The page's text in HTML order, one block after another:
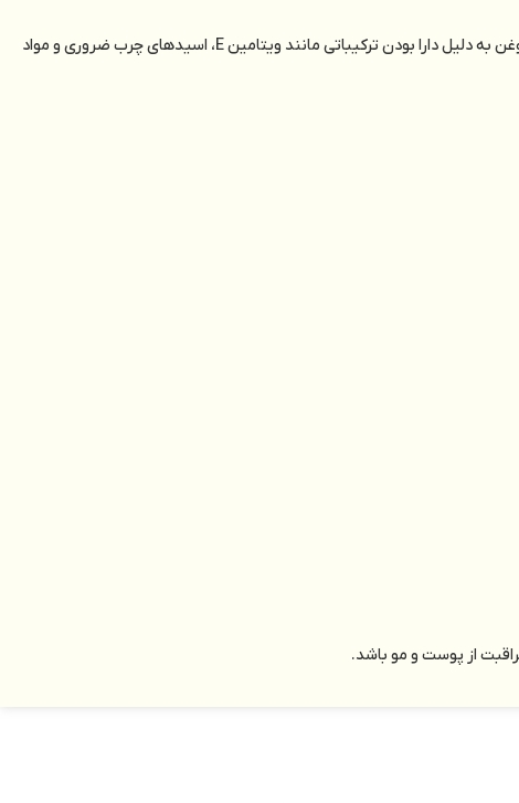
از دانه‌های بادام تلخ به دست می‌آید و از گذشته‌های دور در طب سنتی و همچنین صنعت زیبایی مورد استفاده قرار گرفته است. این روغن به دلیل دارا بودن ترکیباتی مانند ویتامین E، اسیدهای چرب ضروری و مواد
از پوست و مو باشد.